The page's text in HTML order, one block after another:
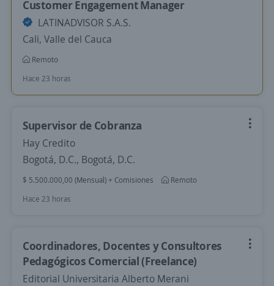
Customer Engagement Manager
LATINADVISOR S.A.S.
Cali, Valle del Cauca
Remoto
Hace 23 horas
Supervisor de Cobranza
Hay Credito
Bogotá, D.C., Bogotá, D.C.
$ 5.500.000,00 (Mensual) + Comisiones
Remoto
Hace 23 horas
Coordinadores, Docentes y Consultores
Pedagógicos Comercial (Freelance)
Editorial Universitaria Alberto Merani